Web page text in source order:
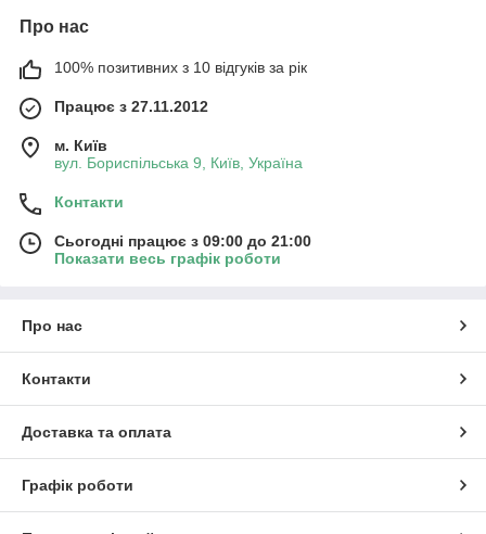
Про нас
100% позитивних з 10 відгуків за рік
Працює з 27.11.2012
м. Київ
вул. Бориспільська 9, Київ, Україна
Контакти
Сьогодні працює з 09:00 до 21:00
Показати весь графік роботи
Про нас
Контакти
Доставка та оплата
Графік роботи